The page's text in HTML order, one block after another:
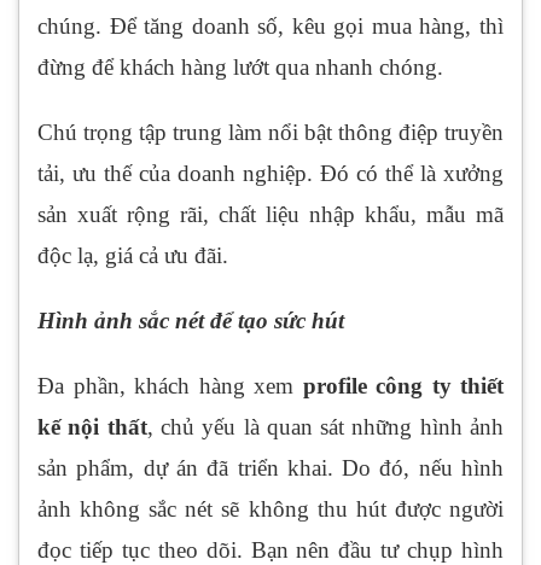
chúng. Để tăng doanh số, kêu gọi mua hàng, thì
đừng để khách hàng lướt qua nhanh chóng.
Chú trọng tập trung làm nổi bật thông điệp truyền
tải, ưu thế của doanh nghiệp. Đó có thể là xưởng
sản xuất rộng rãi, chất liệu nhập khẩu, mẫu mã
độc lạ, giá cả ưu đãi.
Hình ảnh sắc nét để tạo sức hút
Đa phần, khách hàng xem profile công ty thiết
kế nội thất, chủ yếu là quan sát những hình ảnh
sản phẩm, dự án đã triển khai. Do đó, nếu hình
ảnh không sắc nét sẽ không thu hút được người
đọc tiếp tục theo dõi. Bạn nên đầu tư chụp hình